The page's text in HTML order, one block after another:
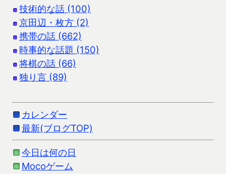
技術的な話 (100)
京田辺・枚方 (2)
携帯の話 (662)
時事的な話題 (150)
将棋の話 (66)
独り言 (89)
カレンダー
最新(ブログTOP)
今日は何の日
Mocoゲーム